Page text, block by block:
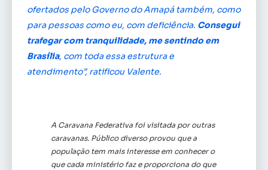
ofertados pelo Governo do Amapá também, como
para pessoas como eu, com deficiência. Consegui
trafegar com tranquilidade, me sentindo em
Brasília, com toda essa estrutura e
atendimento”, ratificou Valente.
A Caravana Federativa foi visitada por outras
caravanas. Público diverso provou que a
população tem mais interesse em conhecer o
que cada ministério faz e proporciona do que